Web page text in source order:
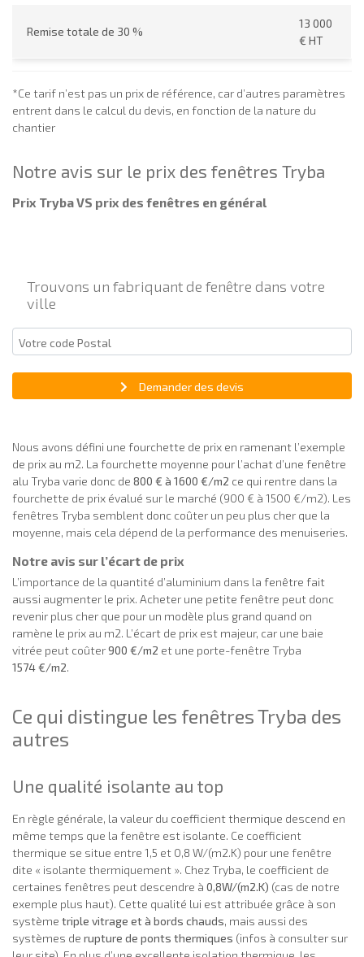
Remise totale de 30 %
13 000
€ HT
*Ce tarif n’est pas un prix de référence, car d’autres paramètres
entrent dans le calcul du devis, en fonction de la nature du
chantier
Notre avis sur le prix des fenêtres Tryba
Prix Tryba VS prix des fenêtres en général
Trouvons un fabriquant de fenêtre dans votre
ville
Demander des devis
Nous avons défini une fourchette de prix en ramenant l’exemple
de prix au m2. La fourchette moyenne pour l’achat d’une fenêtre
alu Tryba varie donc de 800 € à 1600 €/m2 ce qui rentre dans la
fourchette de prix évalué sur le marché (900 € à 1500 €/m2). Les
fenêtres Tryba semblent donc coûter un peu plus cher que la
moyenne, mais cela dépend de la performance des menuiseries.
Notre avis sur l’écart de prix
L’importance de la quantité d’aluminium dans la fenêtre fait
aussi augmenter le prix. Acheter une petite fenêtre peut donc
revenir plus cher que pour un modèle plus grand quand on
ramène le prix au m2. L’écart de prix est majeur, car une baie
vitrée peut coûter900 €/m2 et une porte-fenêtre Tryba
1574 €/m2.
Ce qui distingue les fenêtres Tryba des
autres
Une qualité isolante au top
En règle générale, la valeur du coefficient thermique descend en
même temps que la fenêtre est isolante. Ce coefficient
thermique se situe entre 1,5 et 0,8 W/(m2.K) pour une fenêtre
dite « isolante thermiquement ». Chez Tryba, le coefficient de
certaines fenêtres peut descendre à 0,8W/(m2.K) (cas de notre
exemple plus haut). Cette qualité lui est attribuée grâce à son
système triple vitrage et à bords chauds, mais aussi des
systèmes de rupture de ponts thermiques (infos à consulter sur